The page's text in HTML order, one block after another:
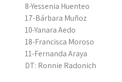
8-Yessenia Huenteo
17-Bárbara Muñoz
10-Yanara Aedo
18-Francisca Moroso
11-Fernanda Araya
DT: Ronnie Radonich